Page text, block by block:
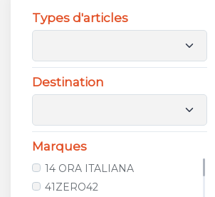
Types d'articles
Destination
Marques
14 ORA ITALIANA
41ZERO42